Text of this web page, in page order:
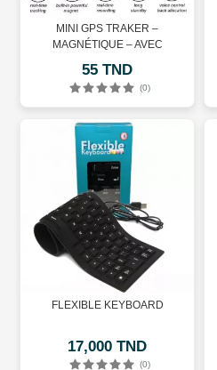
MINI GPS TRAKER –
MAGNÉTIQUE – AVEC
55 TND
(0)
FLEXIBLE KEYBOARD
17,000 TND
(0)